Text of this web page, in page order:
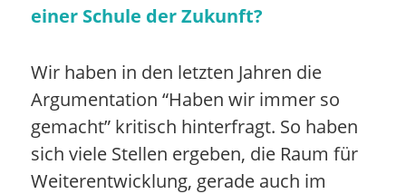
einer Schule der Zukunft?
Wir haben in den letzten Jahren die
Argumentation “Haben wir immer so
gemacht” kritisch hinterfragt. So haben
sich viele Stellen ergeben, die Raum für
Weiterentwicklung, gerade auch im